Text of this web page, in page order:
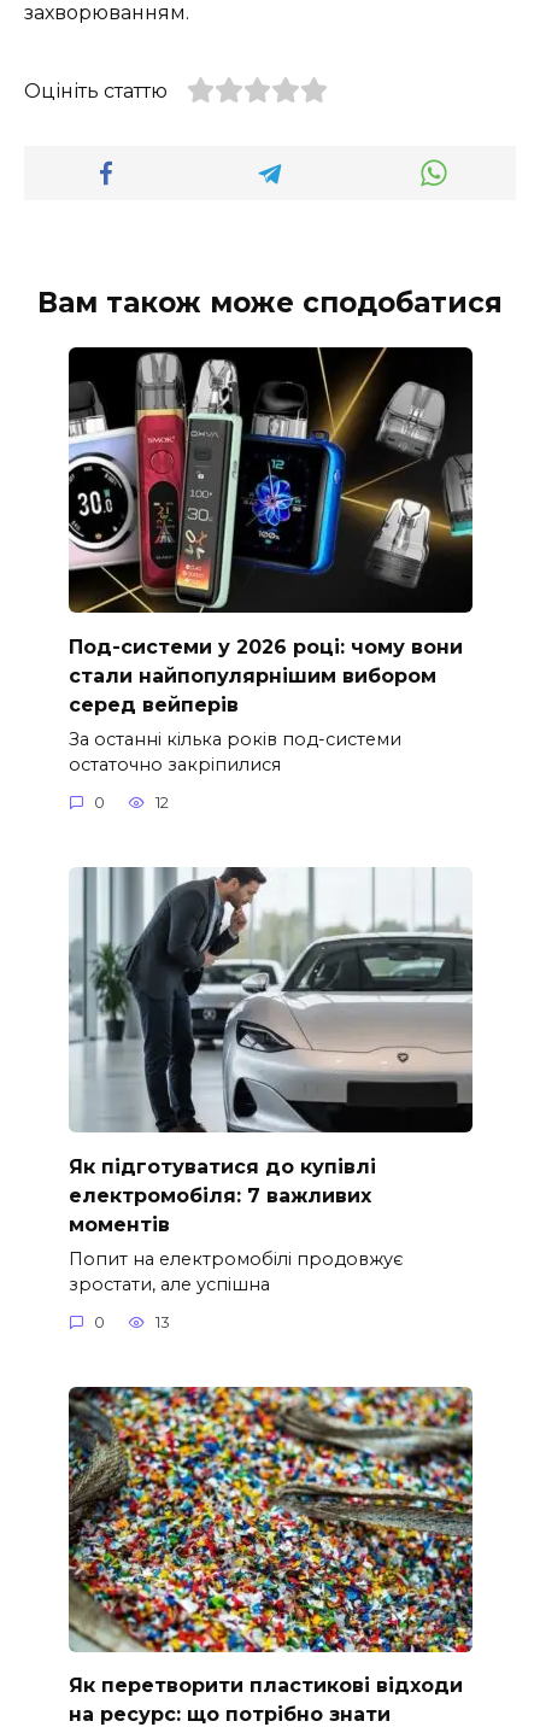
захворюванням.
Оцініть статтю
Вам також може сподобатися
Под-системи у 2026 році: чому вони
стали найпопулярнішим вибором
серед вейперів
За останні кілька років под-системи
остаточно закріпилися
0 12
Як підготуватися до купівлі
електромобіля: 7 важливих
моментів
Попит на електромобілі продовжує
зростати, але успішна
0 13
Як перетворити пластикові відходи
на ресурс: що потрібно знати